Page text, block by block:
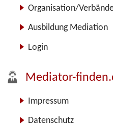
Organisation/
Ausbildung Mediation
Login
Mediator-
Impressum
Datenschutz